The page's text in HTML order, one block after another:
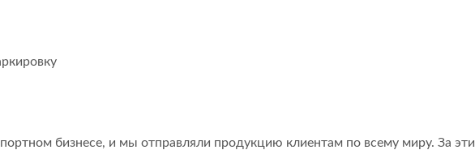
бизнесе, и мы отправляли продукцию клиентам по всему миру. За эти